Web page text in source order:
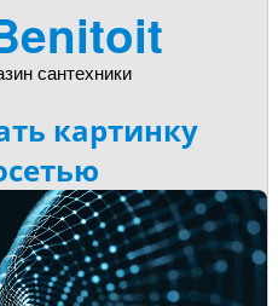
сантехники
картинку